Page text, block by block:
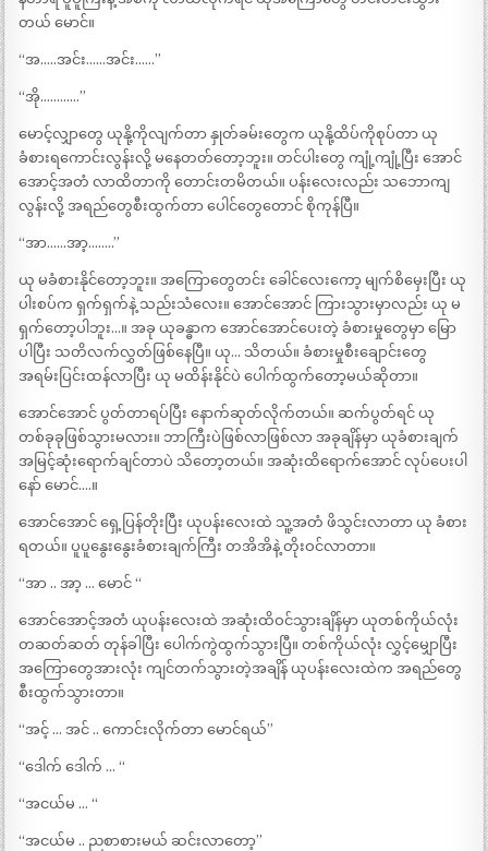
တယ် မောင်။
“အ…..အင်း……အင်း……”
“အို…………”
မောင့်လျှာတွေ ယုနို့ကိုလျက်တာ နှုတ်ခမ်းတွေက ယုနို့ထိပ်ကိုစုပ်တာ ယု
ခံစားရကောင်းလွန်းလို့ မနေတတ်တော့ဘူး။ တင်ပါးတွေ ကျုံ့ကျုံ့ပြီး အောင်
အောင့်အတံ လာထိတာကို တောင်းတမိတယ်။ ပန်းလေးလည်း သဘောကျ
လွန်းလို့ အရည်တွေစီးထွက်တာ ပေါင်တွေတောင် စိုကုန်ပြီ။
“အာ……အာ့……..”
ယု မခံစားနိုင်တော့ဘူး။ အကြောတွေတင်း ခေါင်လေးကော့ မျက်စိမှေးပြီး ယု
ပါးစပ်က ရှက်ရှက်နဲ့ သည်းသံလေး။ အောင်အောင် ကြားသွားမှာလည်း ယု မ
ရှက်တော့ပါဘူး…။ အခု ယုခန္ဓာက အောင်အောင်ပေးတဲ့ ခံစားမှုတွေမှာ မြော
ပါပြီး သတိလက်လွှတ်ဖြစ်နေပြီ။ ယု… သိတယ်။ ခံစားမှုစီးချောင်းတွေ
အရမ်းပြင်းထန်လာပြီး ယု မထိန်းနိုင်ပဲ ပေါက်ထွက်တော့မယ်ဆိုတာ။
အောင်အောင် ပွတ်တာရပ်ပြီး နောက်ဆုတ်လိုက်တယ်။ ဆက်ပွတ်ရင် ယု
တစ်ခုခုဖြစ်သွားမလား။ ဘာကြီးပဲဖြစ်လာဖြစ်လာ အခုချိန်မှာ ယုခံစားချက်
အမြင့်ဆုံးရောက်ချင်တာပဲ သိတော့တယ်။ အဆုံးထိရောက်အောင် လုပ်ပေးပါ
နော် မောင်….။
အောင်အောင် ရှေ့ပြန်တိုးပြီး ယုပန်းလေးထဲ သူ့အတံ ဖိသွင်းလာတာ ယု ခံစား
ရတယ်။ ပူပူနွေးနွေးခံစားချက်ကြီး တအိအိနဲ့ တိုးဝင်လာတာ။
“အာ .. အာ့ … မောင် “
အောင်အောင့်အတံ ယုပန်းလေးထဲ အဆုံးထိဝင်သွားချိန်မှာ ယုတစ်ကိုယ်လုံး
တဆတ်ဆတ် တုန်ခါပြီး ပေါက်ကွဲထွက်သွားပြီ။ တစ်ကိုယ်လုံး လွှင့်မျှောပြီး
အကြောတွေအားလုံး ကျင်တက်သွားတဲ့အချိန် ယုပန်းလေးထဲက အရည်တွေ
စီးထွက်သွားတာ။
“အင့် … အင် .. ကောင်းလိုက်တာ မောင်ရယ်”
“ဒေါက် ဒေါက် … “
“အငယ်မ … “
“အငယ်မ .. ညစာစားမယ် ဆင်းလာတော့”